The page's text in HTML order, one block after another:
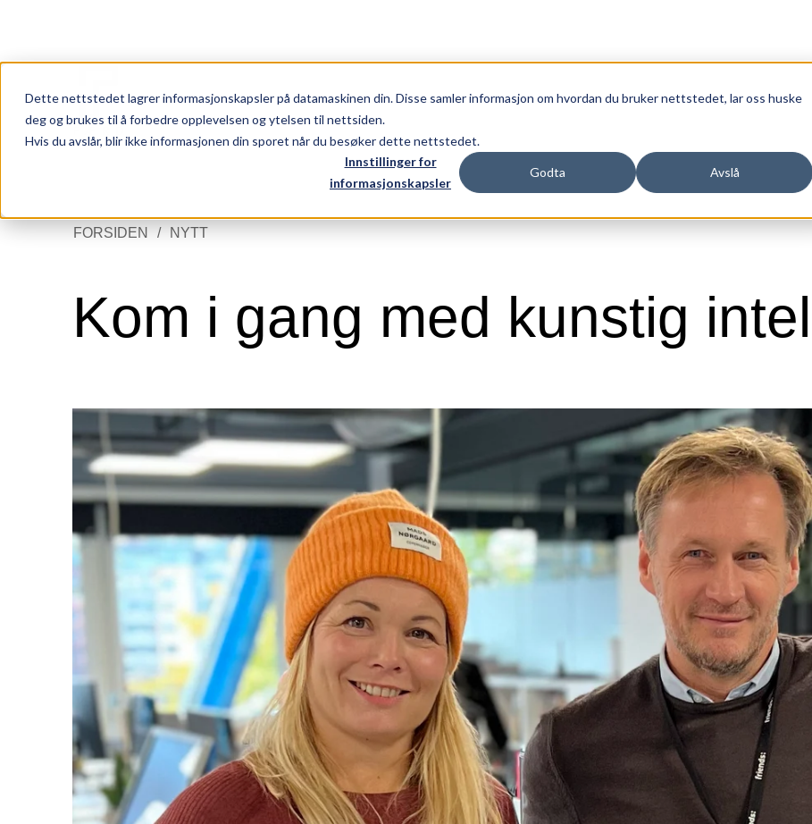
Dette nettstedet lagrer informasjonskapsler på datamaskinen din. Disse samler informasjon om hvordan du bruker nettstedet, lar oss huske
deg og brukes til å forbedre opplevelsen og ytelsen til nettsiden.
Hvis du avslår, blir ikke informasjonen din sporet når du besøker dette nettstedet.
Innstillinger for
informasjonskapsler
Godta Avslå
Arbeider
Podcast
Om oss
Kontakt
Nyhetsbrev
FORSIDEN NYTT
Kom i gang med kunstig